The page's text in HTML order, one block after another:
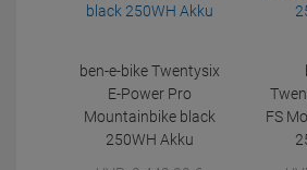
ben-e-bike Twentysix
E-Power Pro
Mountainbike black
250WH Akku
FS